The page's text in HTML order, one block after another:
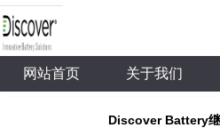
网站首页 关于我们
Discover Battery